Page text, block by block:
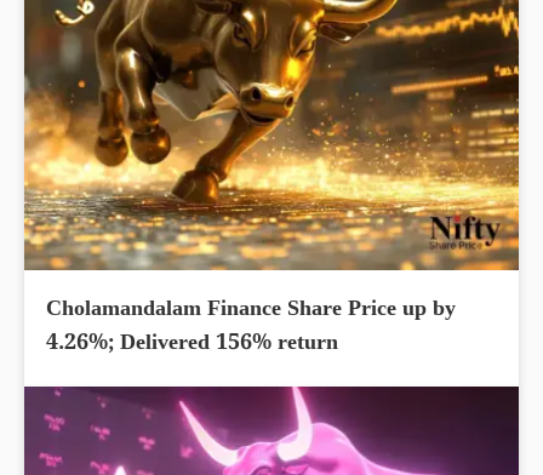
Cholamandalam Finance Share Price up by
4.26%; Delivered 156% return